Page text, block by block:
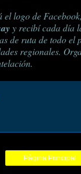
el logo de
y recibí cada día
de ruta de todo el
regionales.
Página Principal